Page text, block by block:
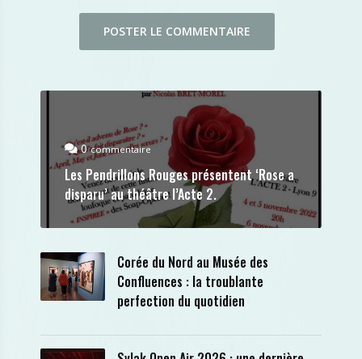
0commentaire
Les Pendrillons Rouges présentent ‘Rose a
disparu’ au théâtre l’Acte 2.
Corée du Nord au Musée des
Confluences : la troublante
perfection du quotidien